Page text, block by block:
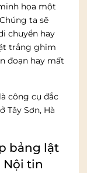
họa một
ta sẽ
chuyển hay
trắng ghim
đoạn hay mất
công cụ đắc
Tây Sơn, Hà
bảng lật
Nội tin